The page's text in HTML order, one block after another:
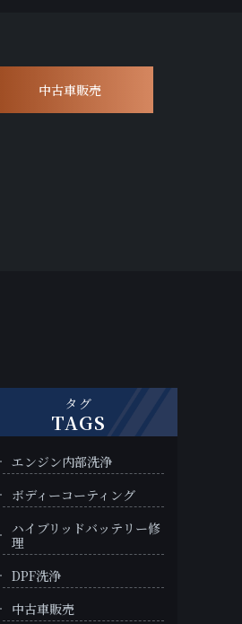
中古車販売
タグ
TAGS
エンジン内部洗浄
ボディーコーティング
ハイブリッドバッテリー修
理
DPF洗浄
中古車販売